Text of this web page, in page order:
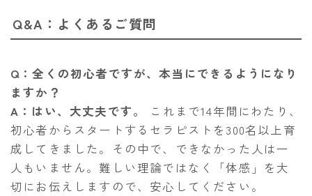
Q&A：よくあるご質問
Q：全くの初心者ですが、本当にできるようになり
ますか？
A：はい、大丈夫です。
これまで14年間にわたり、
初心者からスタートするセラピストを300名以上育
成してきました。その中で、できなかった人は一
人もいません。難しい理論ではなく「体感」を大
切にお伝えしますので、安心してください。